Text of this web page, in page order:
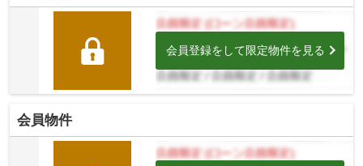
会員登録をして限定物件を見る
会員物件